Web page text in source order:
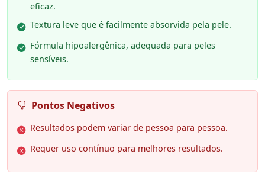
eficaz.
Textura leve que é facilmente absorvida pela pele.
Fórmula hipoalergênica, adequada para peles
sensíveis.
Pontos Negativos
Resultados podem variar de pessoa para pessoa.
Requer uso contínuo para melhores resultados.